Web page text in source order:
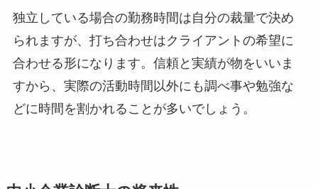
独立している場合の勤務時間は自分の裁量で決め
られますが、打ち合わせはクライアントの希望に
合わせる形になります。信頼と実績が物をいいま
すから、実際の活動時間以外にも調べ事や勉強な
どに時間を割かれることが多いでしょう。